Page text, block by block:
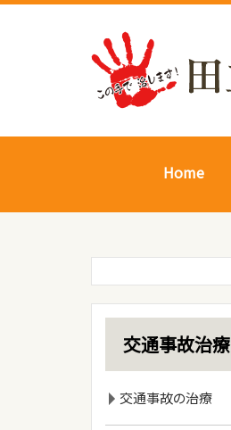
Home
交通事故治療
交通事故の治療